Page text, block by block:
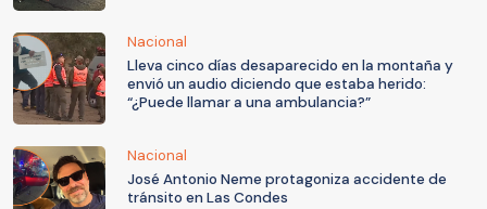
Nacional
Lleva cinco días desaparecido en la montaña y
envió un audio diciendo que estaba herido:
“¿Puede llamar a una ambulancia?”
Nacional
José Antonio Neme protagoniza accidente de
tránsito en Las Condes